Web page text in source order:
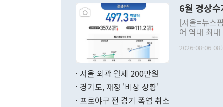
주의적 희망
관의 대북
관 부처 장
관의 무리한
다. [정동영 통일부 장관이 지난달 23일 오후 서울 종로구 정부서울청사에
6월 경상
[서울=뉴스
어 역대 최
료=한국은행] 한국은행이 6일 발표한 '2026년 6월 국제수지(잠정)'
2026-08-06
서울 외곽 월세 200만원
경기도, 재정 '비상 상황'
프로야구 전 경기 폭염 취소